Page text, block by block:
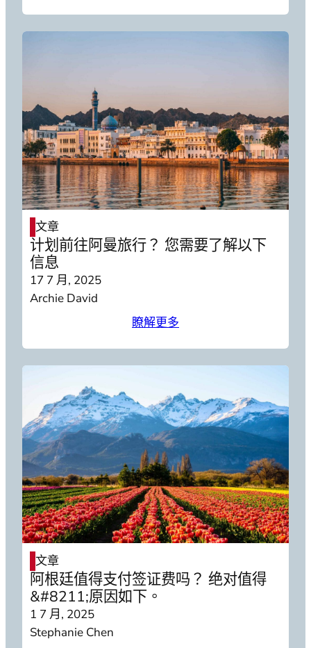
文章
计划前往阿曼旅行？ 您需要了解以下
信息
17 7 月, 2025
Archie David
瞭解更多
文章
阿根廷值得支付签证费吗？ 绝对值得
&#8211;原因如下。
1 7 月, 2025
Stephanie Chen